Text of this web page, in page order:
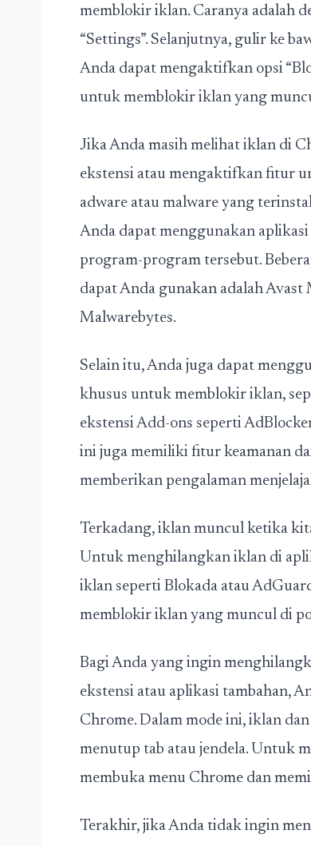
memblokir iklan. Caranya adalah
“Settings”. Selanjutnya, gulir ke
Anda dapat mengaktifkan opsi
untuk memblokir iklan yang
Jika Anda masih melihat iklan di
ekstensi atau mengaktifkan fitur
adware atau malware yang
Anda dapat menggunakan
program-program tersebut.
dapat Anda gunakan adalah
Malwarebytes.
Selain itu, Anda juga dapat
khusus untuk memblokir iklan,
ekstensi Add-ons seperti
ini juga memiliki fitur keamanan
memberikan pengalaman
Terkadang, iklan muncul ketika
Untuk menghilangkan iklan di
iklan seperti Blokada atau
memblokir iklan yang muncul di
Bagi Anda yang ingin
ekstensi atau aplikasi tambahan,
Chrome. Dalam mode ini, iklan
menutup tab atau jendela. Untuk
membuka menu Chrome dan
Terakhir, jika Anda tidak ingin